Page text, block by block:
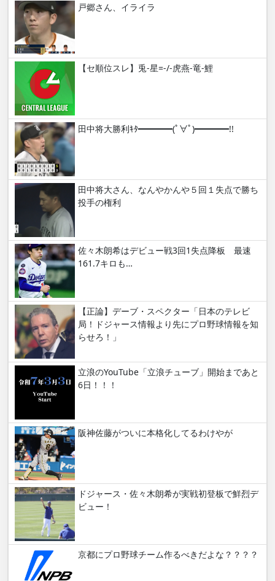
戸郷さん、イライラ
【セ順位スレ】兎-星=-/-虎燕-竜-鯉
田中将大勝利ｷﾀ━━━━(ﾟ∀ﾟ)━━━━!!
田中将大さん、なんやかんや５回１失点で勝ち
投手の権利
佐々木朗希はデビュー戦3回1失点降板 最速
161.7キロも…
【正論】デーブ・スペクター「日本のテレビ
局！ドジャース情報より先にプロ野球情報を知
らせろ！」
立浪のYouTube「立浪チューブ」開始まであと
6日！！！
阪神佐藤がついに本格化してるわけやが
ドジャース・佐々木朗希が実戦初登板で鮮烈デ
ビュー！
京都にプロ野球チーム作るべきだよな？？？？